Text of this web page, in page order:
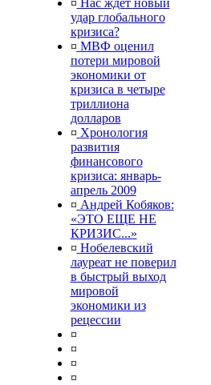
¤ Нас ждет новый
удар глобального
кризиса?
¤ МВФ оценил
потери мировой
экономики от
кризиса в четыре
триллиона
долларов
¤ Хронология
развития
финансового
кризиса: январь-
апрель 2009
¤ Андрей Кобяков:
«ЭТО ЕЩЕ НЕ
КРИЗИС...»
¤ Нобелевский
лауреат не поверил
в быстрый выход
мировой
экономики из
рецессии
¤
¤
¤
¤